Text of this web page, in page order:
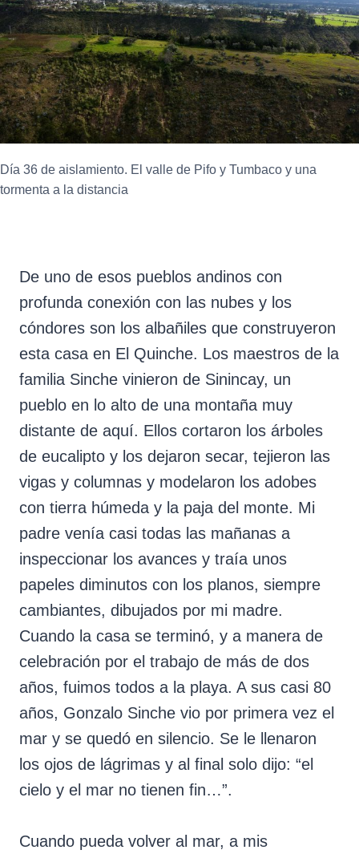
Día 36 de aislamiento. El valle de Pifo y Tumbaco y una
tormenta a la distancia
De uno de esos pueblos andinos con
profunda conexión con las nubes y los
cóndores son los albañiles que construyeron
esta casa en El Quinche. Los maestros de la
familia Sinche vinieron de Sinincay, un
pueblo en lo alto de una montaña muy
distante de aquí. Ellos cortaron los árboles
de eucalipto y los dejaron secar, tejieron las
vigas y columnas y modelaron los adobes
con tierra húmeda y la paja del monte. Mi
padre venía casi todas las mañanas a
inspeccionar los avances y traía unos
papeles diminutos con los planos, siempre
cambiantes, dibujados por mi madre.
Cuando la casa se terminó, y a manera de
celebración por el trabajo de más de dos
años, fuimos todos a la playa. A sus casi 80
años, Gonzalo Sinche vio por primera vez el
mar y se quedó en silencio. Se le llenaron
los ojos de lágrimas y al final solo dijo: “el
cielo y el mar no tienen fin…”.
Cuando pueda volver al mar, a mis